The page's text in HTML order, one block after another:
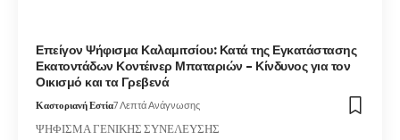
Επείγον Ψήφισμα Καλαμιτσίου: Κατά της Εγκατάστασης
Εκατοντάδων Κοντέινερ Μπαταριών – Κίνδυνος για τον
Οικισμό και τα Γρεβενά
Καστοριανή Εστία7 Λεπτά Ανάγνωσης
ΨΗΦΙΣΜΑ ΓΕΝΙΚΗΣ ΣΥΝΕΛΕΥΣΗΣ